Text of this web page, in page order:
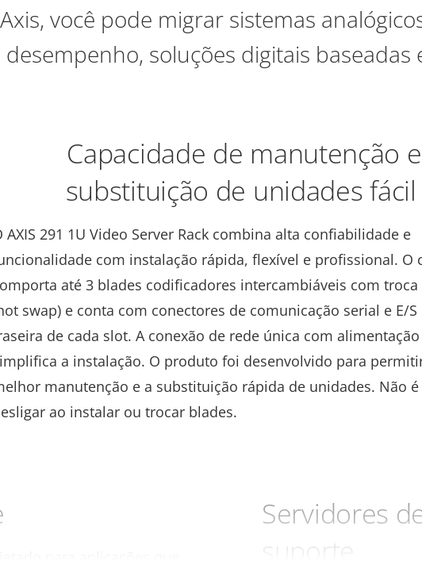
você pode migrar sistemas
desempenho, soluções digitais baseadas
Capacidade de manutenção e
substituição de unidades fácil
AXIS 291 1U Video Server Rack combina alta confiabilidade e
com instalação rápida, flexível e profissional. O
até 3 blades codificadores intercambiáveis com
swap) e conta com conectores de comunicação serial e E/
de cada slot. A conexão de rede única com
a instalação. O produto foi desenvolvido para
manutenção e a substituição rápida de unidades. Não é
ao instalar ou trocar blades.
Servidores
suporte